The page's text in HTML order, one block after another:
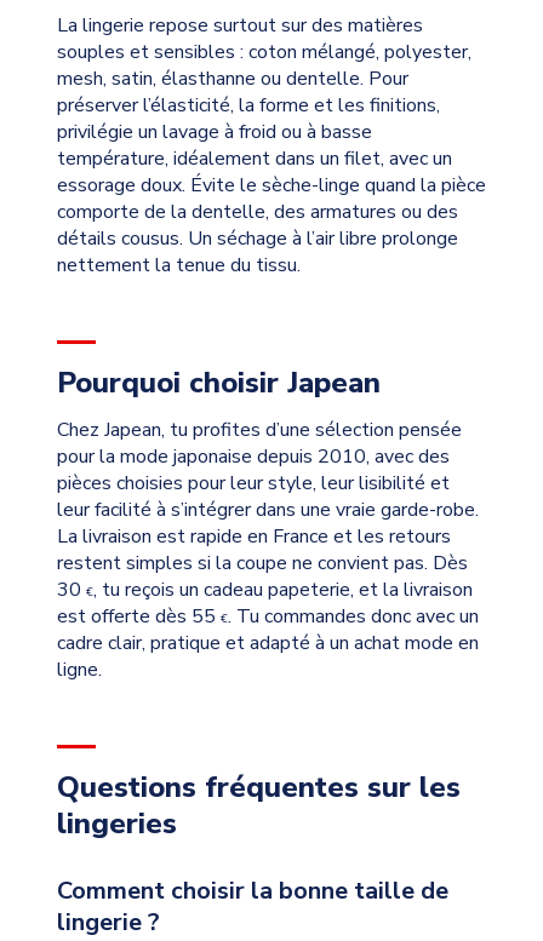
La lingerie repose surtout sur des matières
souples et sensibles : coton mélangé, polyester,
mesh, satin, élasthanne ou dentelle. Pour
préserver l’élasticité, la forme et les finitions,
privilégie un lavage à froid ou à basse
température, idéalement dans un filet, avec un
essorage doux. Évite le sèche-linge quand la pièce
comporte de la dentelle, des armatures ou des
détails cousus. Un séchage à l’air libre prolonge
nettement la tenue du tissu.
Pourquoi choisir Japean
Chez Japean, tu profites d’une sélection pensée
pour la mode japonaise depuis 2010, avec des
pièces choisies pour leur style, leur lisibilité et
leur facilité à s’intégrer dans une vraie garde-robe.
La livraison est rapide en France et les retours
restent simples si la coupe ne convient pas. Dès
30 €, tu reçois un cadeau papeterie, et la livraison
est offerte dès 55 €. Tu commandes donc avec un
cadre clair, pratique et adapté à un achat mode en
ligne.
Questions fréquentes sur les
lingeries
Comment choisir la bonne taille de
lingerie ?